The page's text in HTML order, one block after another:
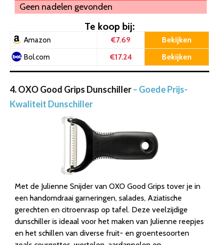
Geen nadelen gevonden
Te koop bij:
Amazon €7.69 Bekijken
Bol.com €17.24 Bekijken
4. OXO Good Grips Dunschiller– Goede Prijs-
Kwaliteit Dunschiller
Met de Julienne Snijder van OXO Good Grips tover je in
een handomdraai garneringen, salades, Aziatische
gerechten en citroenrasp op tafel. Deze veelzijdige
dunschiller is ideaal voor het maken van Julienne reepjes
en het schillen van diverse fruit- en groentesoorten